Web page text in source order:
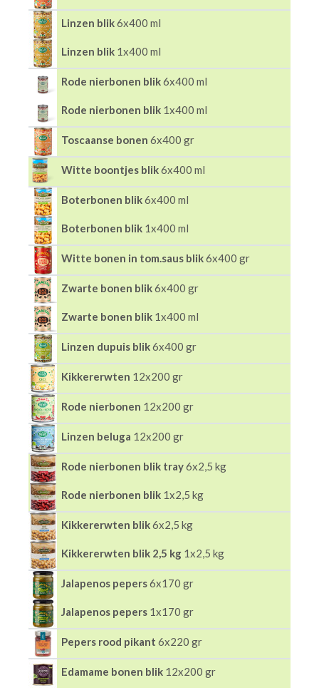
Linzen blik6x400 ml
Linzen blik 1x400 ml
Rode nierbonen blik6x400 ml
Rode nierbonen blik 1x400 ml
Toscaanse bonen 6x400 gr
Witte boontjes blik6x400 ml
Boterbonen blik6x400 ml
Boterbonen blik 1x400 ml
Witte bonen in tom.saus blik6x400 gr
Zwarte bonen blik6x400 gr
Zwarte bonen blik 1x400 ml
Linzen dupuis blik6x400 gr
Kikkererwten 12x200 gr
Rode nierbonen 12x200 gr
Linzen beluga 12x200 gr
Rode nierbonen blik tray6x2,5 kg
Rode nierbonen blik 1x2,5 kg
Kikkererwten blik6x2,5 kg
Kikkererwten blik 2,5 kg 1x2,5 kg
Jalapenos pepers6x170 gr
Jalapenos pepers 1x170 gr
Pepers rood pikant 6x220 gr
Edamame bonen blik 12x200 gr